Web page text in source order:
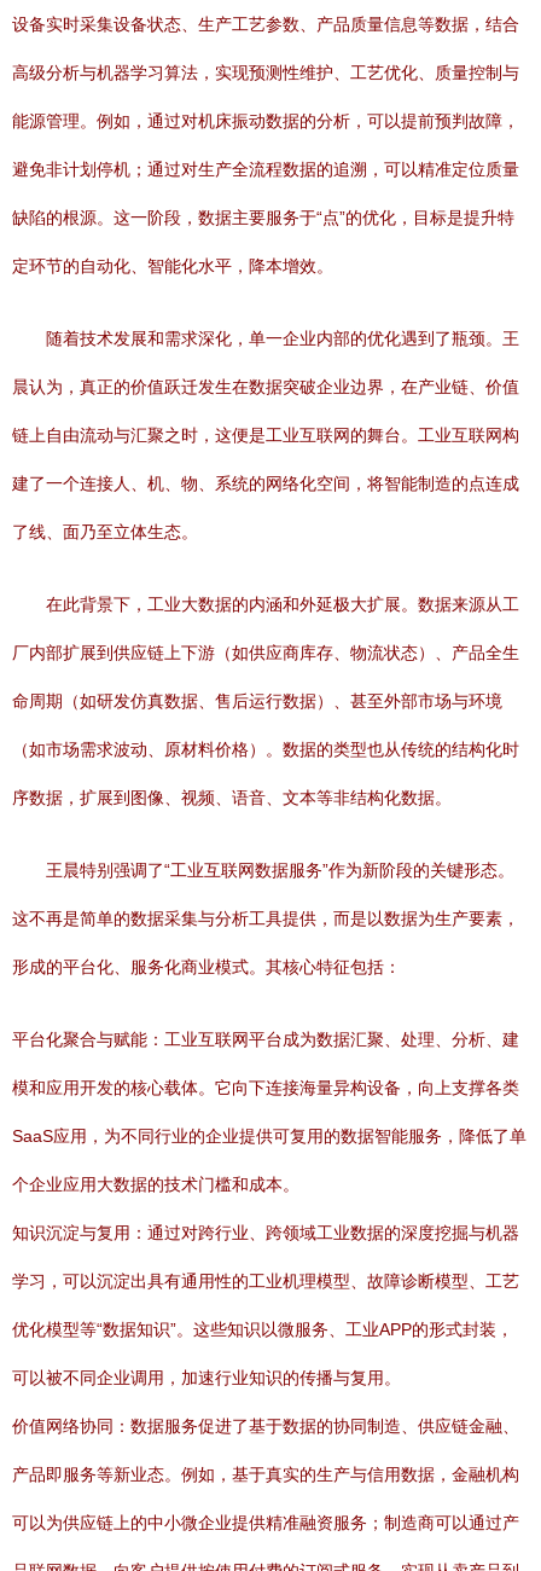
设备实时采集设备状态、生产工艺参数、产品质量信息等数据，结合
高级分析与机器学习算法，实现预测性维护、工艺优化、质量控制与
能源管理。例如，通过对机床振动数据的分析，可以提前预判故障，
避免非计划停机；通过对生产全流程数据的追溯，可以精准定位质量
缺陷的根源。这一阶段，数据主要服务于“点”的优化，目标是提升特
定环节的自动化、智能化水平，降本增效。
随着技术发展和需求深化，单一企业内部的优化遇到了瓶颈。王
晨认为，真正的价值跃迁发生在数据突破企业边界，在产业链、价值
链上自由流动与汇聚之时，这便是工业互联网的舞台。工业互联网构
建了一个连接人、机、物、系统的网络化空间，将智能制造的点连成
了线、面乃至立体生态。
在此背景下，工业大数据的内涵和外延极大扩展。数据来源从工
厂内部扩展到供应链上下游（如供应商库存、物流状态）、产品全生
命周期（如研发仿真数据、售后运行数据）、甚至外部市场与环境
（如市场需求波动、原材料价格）。数据的类型也从传统的结构化时
序数据，扩展到图像、视频、语音、文本等非结构化数据。
王晨特别强调了“工业互联网数据服务”作为新阶段的关键形态。
这不再是简单的数据采集与分析工具提供，而是以数据为生产要素，
形成的平台化、服务化商业模式。其核心特征包括：
平台化聚合与赋能：工业互联网平台成为数据汇聚、处理、分析、建
模和应用开发的核心载体。它向下连接海量异构设备，向上支撑各类
SaaS应用，为不同行业的企业提供可复用的数据智能服务，降低了单
个企业应用大数据的技术门槛和成本。
知识沉淀与复用：通过对跨行业、跨领域工业数据的深度挖掘与机器
学习，可以沉淀出具有通用性的工业机理模型、故障诊断模型、工艺
优化模型等“数据知识”。这些知识以微服务、工业APP的形式封装，
可以被不同企业调用，加速行业知识的传播与复用。
价值网络协同：数据服务促进了基于数据的协同制造、供应链金融、
产品即服务等新业态。例如，基于真实的生产与信用数据，金融机构
可以为供应链上的中小微企业提供精准融资服务；制造商可以通过产